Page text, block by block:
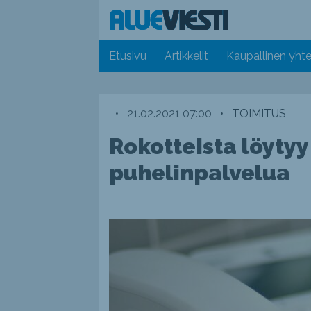
Etusivu Artikkelit Kaupallinen
• 21.02.2021 07:00 • TOIMITUS
Rokotteista
puhelinpalvelua